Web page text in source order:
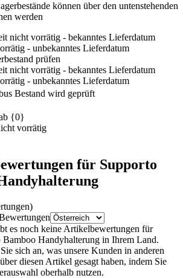
können über den untenstehenden
werden
nicht vorrätig - bekanntes Lieferdatum
- unbekanntes Lieferdatum
prüfen
nicht vorrätig - bekanntes Lieferdatum
- unbekanntes Lieferdatum
Bestand wird geprüft
{0}
vorrätig
für Supporto
es noch keine Artikelbewertungen für
Bamboo Handyhalterung in Ihrem Land.
sich an, was unsere Kunden in anderen
diesen Artikel gesagt haben, indem Sie
oberhalb nutzen.